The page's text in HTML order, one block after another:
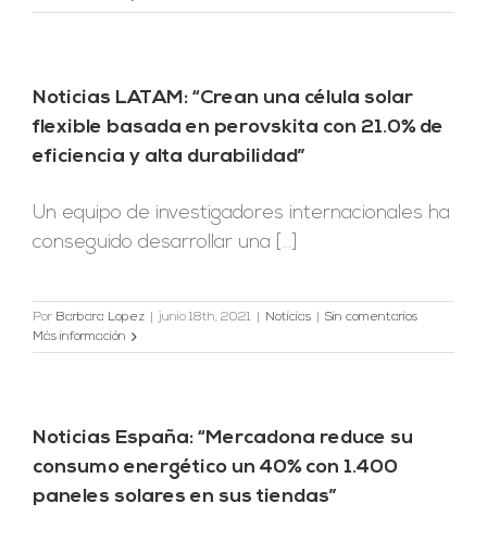
Noticias LATAM: “Crean una célula solar
flexible basada en perovskita con 21.0% de
eficiencia y alta durabilidad”
Un equipo de investigadores internacionales ha
conseguido desarrollar una [...]
Por Barbara Lopez junio 18th, 2021 Noticias
Sin comentarios
Más información
Noticias España: “Mercadona reduce su
consumo energético un 40% con 1.400
paneles solares en sus tiendas”